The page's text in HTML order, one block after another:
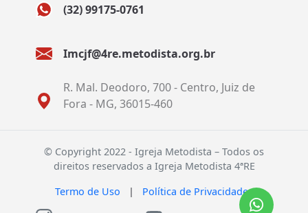
(32) 99175-0761
Imcjf@4re.metodista.org.br
R. Mal. Deodoro, 700 - Centro, Juiz de
Fora - MG, 36015-460
© Copyright 2022 - Igreja Metodista – Todos os
direitos reservados a Igreja Metodista 4ªRE
Termo de Uso
| Política de Privacidade